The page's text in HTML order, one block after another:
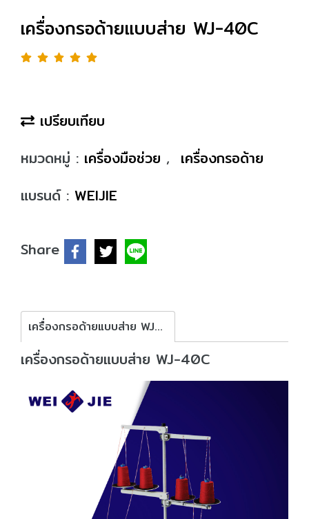
เครื่องกรอด้ายแบบส่าย WJ-40C
เปรียบเทียบ
หมวดหมู่ : เครื่องมือช่วย , เครื่องกรอด้าย
แบรนด์ : WEIJIE
Share
เครื่องกรอด้ายแบบส่าย WJ-40C
เครื่องกรอด้ายแบบส่าย WJ-40C